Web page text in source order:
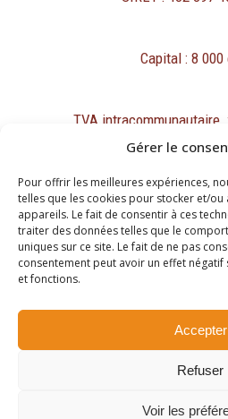
Gérer le
Pour offrir les meilleures expériences,
telles que les cookies pour stocker et/
appareils. Le fait de consentir à ces
traiter des données telles que le
uniques sur ce site. Le fait de ne pas
consentement peut avoir un effet
et fonctions.
Accepter
Refuser
Voir les
Capital : 8 000
TVA intracommunautaire
Mentions
Protection des données
Site réalisé
Passing